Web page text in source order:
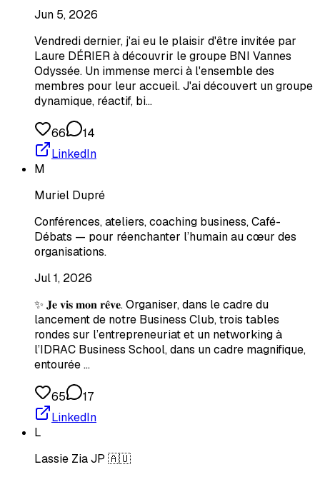
Jun 5, 2026
Vendredi dernier, j'ai eu le plaisir d'être invitée par
Laure DÉRIER à découvrir le groupe BNI Vannes
Odyssée. Un immense merci à l'ensemble des
membres pour leur accueil. J'ai découvert un groupe
dynamique, réactif, bi…
66
14
LinkedIn
M
Muriel Dupré
Conférences, ateliers, coaching business, Café-
Débats — pour réenchanter l’humain au cœur des
organisations.
Jul 1, 2026
✨ 𝐉𝐞 𝐯𝐢𝐬 𝐦𝐨𝐧 𝐫𝐞̂𝐯𝐞. Organiser, dans le cadre du
lancement de notre Business Club, trois tables
rondes sur l’entrepreneuriat et un networking à
l’IDRAC Business School, dans un cadre magnifique,
entourée …
65
17
LinkedIn
L
Lassie Zia JP 🇦🇺